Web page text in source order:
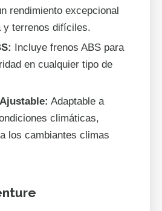
rendimiento excepcional
y terrenos difíciles.
Incluye frenos ABS para
en cualquier tipo de
Adaptable a
climáticas,
los cambiantes climas